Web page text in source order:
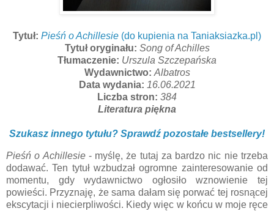
Tytuł: Pieśń o Achillesie (do kupienia na Taniaksiazka.pl)
Tytuł oryginału: Song of Achilles
Tłumaczenie: Urszula Szczepańska
Wydawnictwo:Albatros
Data wydania: 16.06.2021
Liczba stron: 384
Literatura piękna
Szukasz innego tytułu? Sprawdź pozostałe bestsellery!
Pieśń o Achillesie- myślę, że tutaj za bardzo nic nie trzeba
dodawać. Ten tytuł wzbudzał ogromne zainteresowanie od
momentu, gdy wydawnictwo ogłosiło wznowienie tej
powieści. Przyznaję, że sama dałam się porwać tej rosnącej
ekscytacji i niecierpliwości. Kiedy więc w końcu w moje ręce